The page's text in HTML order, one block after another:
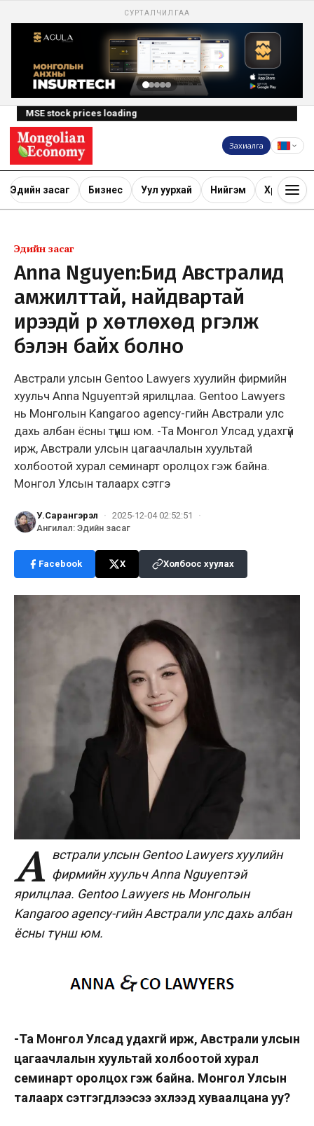
СУРТАЛЧИЛГАА
MSE stock prices loading
Захиалга
Эдийн засаг Бизнес Уул уурхай Нийгэм Хөрөнгө
Эдийн засаг
Anna Nguyen:Бид Австралид
амжилттай, найдвартай
ирээдүй рүү хөтлөхөд үргэлж
бэлэн байх болно
Австрали улсын Gentoo Lawyers хуулийн фирмийн
хуульч Anna Nguyenтэй ярилцлаа. Gentoo Lawyers
нь Монголын Kangaroo agency-гийн Австрали улс
дахь албан ёсны түнш юм. -Та Монгол Улсад удахгүй
ирж, Австрали улсын цагаачлалын хуультай
холбоотой хурал семинарт оролцох гэж байна.
Монгол Улсын талаарх сэтгэ
У.Сарангэрэл · 2025-12-04 02:52:51
·
Ангилал: Эдийн засаг
Facebook X Холбоос хуулах
А встрали улсын Gentoo Lawyers хуулийн
фирмийн хуульч Anna Nguyenтэй
ярилцлаа. Gentoo Lawyers нь Монголын
Kangaroo agency-гийн Австрали улс дахь албан
ёсны түнш юм.
-Та Монгол Улсад удахгүй ирж, Австрали улсын
цагаачлалын хуультай холбоотой хурал
семинарт оролцох гэж байна. Монгол Улсын
талаарх сэтгэгдлээсээ эхлээд хуваалцана уу?